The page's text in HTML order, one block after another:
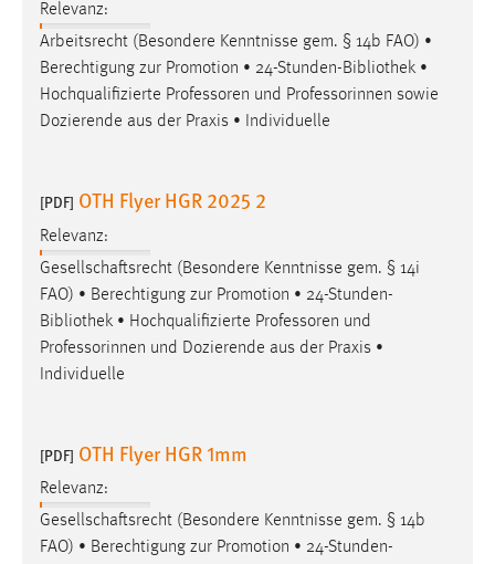
Relevanz:
Arbeitsrecht (Besondere Kenntnisse gem. § 14b FAO) •
Berechtigung zur Promotion • 24-Stunden-Bibliothek •
Hochqualifizierte Professoren und Professorinnen sowie
Dozierende aus der Praxis • Individuelle
[PDF] OTH Flyer HGR 2025 2
Relevanz:
Gesellschaftsrecht (Besondere Kenntnisse gem. § 14i
FAO) • Berechtigung zur Promotion • 24-Stunden-
Bibliothek • Hochqualifizierte Professoren und
Professorinnen und Dozierende aus der Praxis •
Individuelle
[PDF] OTH Flyer HGR 1mm
Relevanz:
Gesellschaftsrecht (Besondere Kenntnisse gem. § 14b
FAO) • Berechtigung zur Promotion • 24-Stunden-